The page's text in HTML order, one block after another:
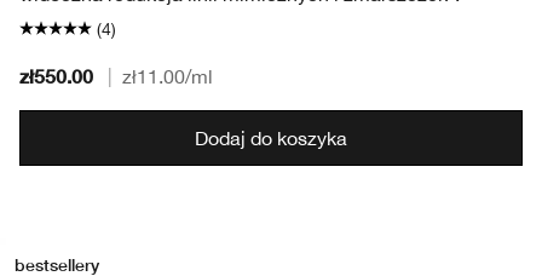
(4)
zł550.00 zł11.00/ml
Dodaj do koszyka
bestsellery